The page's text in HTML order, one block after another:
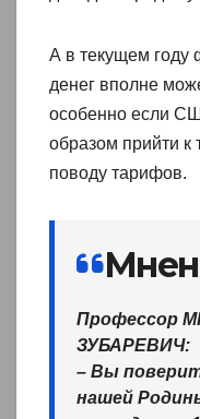
А в текущем году
денег вполне
особенно если
образом прийти к
поводу тарифов.
Профессор
ЗУБАРЕВИЧ:
– Вы
нашей